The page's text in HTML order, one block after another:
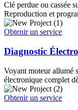
Clé perdue ou cassée
Reproduction et
Obtenir un service
Diagnostic
Voyant moteur allumé
électronique complet
Obtenir un service